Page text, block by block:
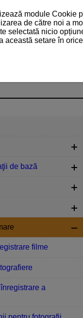
de bază
filme
a
module Cookie
de către noi a
selectată nicio
această setare în